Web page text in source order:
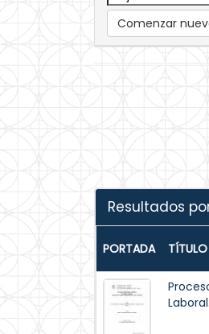
Comenzar
Resultados
PORTADA TÍTULO